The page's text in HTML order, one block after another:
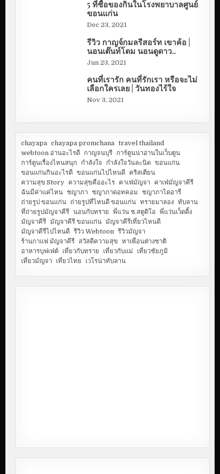
5 ที่ซื้อของกินในโรงพยาบาลศูนย์
ขอนแก่น
Dec 23, 2021
รีวิว กาญจ์กมลรีสอร์ท เขาค้อ |
นอนเต๊นท์โดม นอนดูดาว..
Jun 23, 2021
คนที่เรารัก คนที่รักเรา หรือจะไม่
เลือกใครเลย | วันทองไร้ใจ
Nov 3, 2021
chayapa chayapa promchana
travel thailand
webtoon อ่านอะไรดี กาญจนบุรี การ์ตูนน่าอ่านในเว็บตูน
การ์ตูนเรื่องไหนสนุก
กำลังใจ กำลังใจวันละนิด ขอนแก่น
ขอนแก่นกินอะไรดี ขอนแก่นไปไหนดี คริสเตียน
ความสุข Story ความสุขคืออะไร คาเฟ่มัญจา
คาเฟ่มัญจาคีรี
ฉันมีค่าแค่ไหน ชญาภา ชญาภาดอทคอม
ชญาภาไดอารี่
ถ่ายรูป ขอนแก่น ถ่ายรูปที่ไหนดี ขอนแก่น ทรายมาลอง ทับลาน
ที่ถ่ายรูปมัญจาคีรี นอนกับทราย พี่แว่น ช.สตูดิโอ
พี่แว่นเว็ดดิ้ง
มัญจาคีรี มัญจาคีรี ขอนแก่น มัญจาคีรีเที่ยวไหนดี
มัญจาคีรีไปไหนดี รีวิว Webtoon
รีวิวมัญจา
ร้านกาแฟ มัญจาคีรี สวัสดีความสุข
หาเพื่อนต่างชาติ
อาหารบุฟเฟ่ต์ เที่ยวกับทราย เที่ยวกับแม่
เที่ยวชัยภูมิ
เที่ยวมัญจา
เที่ยวไทย เวโรน่าทับลาน